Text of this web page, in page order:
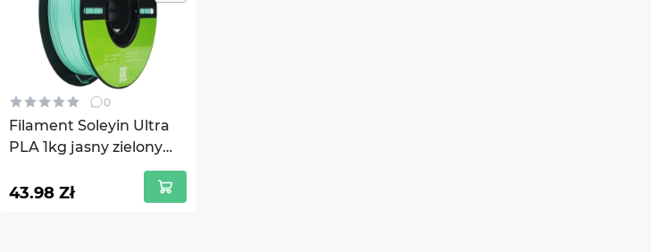
Kraj pochodzenia towaru
Gwarancja
1 przestrzeń ładunkowa (w
opakowaniu), mm
Liczba miejsc ładunkowych
0
Filament Soleyin Ultra
PLA 1kg jasny zielony
43.98 Zł